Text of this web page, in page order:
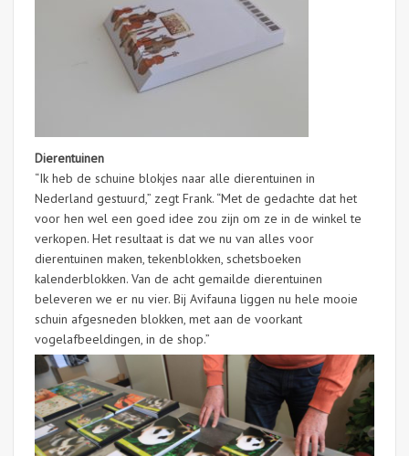
Dierentuinen
“Ik heb de schuine blokjes naar alle dierentuinen in
Nederland gestuurd,” zegt Frank. “Met de gedachte dat het
voor hen wel een goed idee zou zijn om ze in de winkel te
verkopen. Het resultaat is dat we nu van alles voor
dierentuinen maken, tekenblokken, schetsboeken
kalenderblokken. Van de acht gemailde dierentuinen
beleveren we er nu vier. Bij Avifauna liggen nu hele mooie
schuin afgesneden blokken, met aan de voorkant
vogelafbeeldingen, in de shop.”